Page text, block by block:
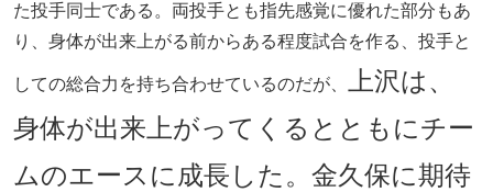
た投手同士である。両投手とも指先感覚に優れた部分もあ
り、身体が出来上がる前からある程度試合を作る、投手と
しての総合力を持ち合わせているのだが、
上沢は、
身体が出来上がってくるとともにチー
ムのエースに成長した。金久保に期待